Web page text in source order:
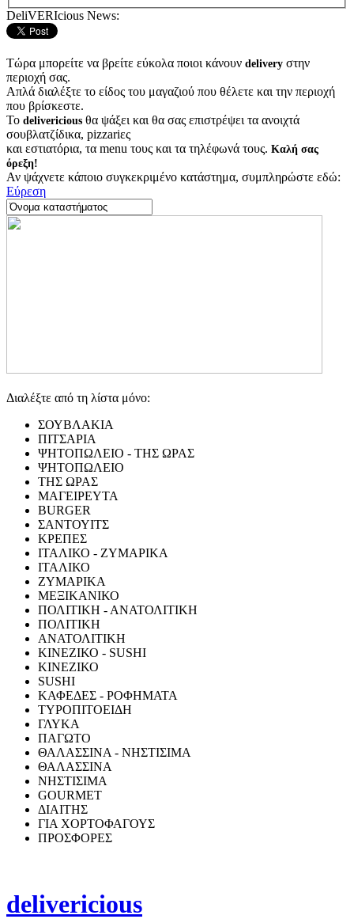
DeliVERIcious News:
Τώρα μπορείτε να βρείτε εύκολα ποιοι κάνουν delivery στην
περιοχή σας.
Απλά διαλέξτε το είδος του μαγαζιού που θέλετε και την περιοχή
που βρίσκεστε.
Το delivericious θα ψάξει και θα σας επιστρέψει τα ανοιχτά
σουβλατζίδικα, pizzariες
και εστιατόρια, τα menu τους και τα τηλέφωνά τους. Καλή σας
όρεξη!
Αν ψάχνετε κάποιο συγκεκριμένο κατάστημα, συμπληρώστε εδώ:
Εύρεση
Διαλέξτε από τη λίστα μόνο:
ΣΟΥΒΛΑΚΙΑ
ΠΙΤΣΑΡΙΑ
ΨΗΤΟΠΩΛΕΙΟ - ΤΗΣ ΩΡΑΣ
ΨΗΤΟΠΩΛΕΙΟ
ΤΗΣ ΩΡΑΣ
ΜΑΓΕΙΡΕΥΤΑ
BURGER
ΣΑΝΤΟΥΙΤΣ
ΚΡΕΠΕΣ
ΙΤΑΛΙΚΟ - ΖΥΜΑΡΙΚΑ
ΙΤΑΛΙΚΟ
ΖΥΜΑΡΙΚΑ
ΜΕΞΙΚΑΝΙΚΟ
ΠΟΛΙΤΙΚΗ - ΑΝΑΤΟΛΙΤΙΚΗ
ΠΟΛΙΤΙΚΗ
ΑΝΑΤΟΛΙΤΙΚΗ
ΚΙΝΕΖΙΚΟ - SUSHI
ΚΙΝΕΖΙΚΟ
SUSHI
ΚΑΦΕΔΕΣ - ΡΟΦΗΜΑΤΑ
ΤΥΡΟΠΙΤΟΕΙΔΗ
ΓΛΥΚΑ
ΠΑΓΩΤΟ
ΘΑΛΑΣΣΙΝΑ - ΝΗΣΤΙΣΙΜΑ
ΘΑΛΑΣΣΙΝΑ
ΝΗΣΤΙΣΙΜΑ
GOURMET
ΔΙΑΙΤΗΣ
ΓΙΑ ΧΟΡΤΟΦΑΓΟΥΣ
ΠΡΟΣΦΟΡΕΣ
delivericious